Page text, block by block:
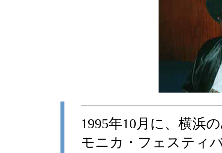
1995年10月に、横浜
モニカ・フェスティ